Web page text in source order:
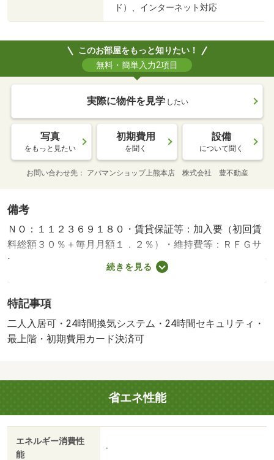
ド）、インターネット対応
このお部屋をもっと知りたい！
無料・簡単入力2項目
実際に物件を見学 したい
写真
をもっと見たい
初期費用
を聞く
設備
について聞く
お問い合わせ先 アパマンショップ上熊本店 株式会社 豊不動産
備考
ＮＯ：１１２３６９１８０・賃貸保証等：加入要（初回賃
料総額３０％＋毎月月額１．２％）・維持費等：ＲＦＧサ
ポート２４（課税対象）１，１００円／月・町会費３００
円／月・ＬＩＮＥでのやり取り、オンラインでの見学や契
ています。費用の見積り、ご質問・ご相談等、お気軽に当
店へお問い合わせ下さい。・バイク置場：有・駐輪場：有/
鍵交換代（課税対象） 23100円
続きを見る
特記事項
二人入居可・24時間換気システム・24時間セキュリティ・
最上階・初期費用カード決済可
省エネ性能
エネルギー消費性
能
-